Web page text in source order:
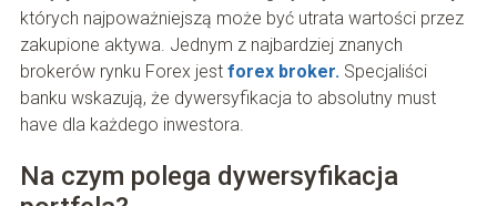
których najpoważniejszą może być utrata wartości przez
zakupione aktywa. Jednym z najbardziej znanych
brokerów rynku Forex jest forex broker.Specjaliści
banku wskazują, że dywersyfikacja to absolutny must
have dla każdego inwestora.
Na czym polega dywersyfikacja